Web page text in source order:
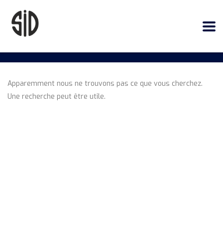
Apparemment nous ne trouvons pas ce que vous cherchez.
Une recherche peut être utile.